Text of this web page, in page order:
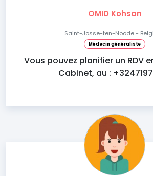
OMID Kohsan
Saint-Josse-ten-Noode -
Médecin généraliste
Vous pouvez planifier un RDV
Cabinet, au :